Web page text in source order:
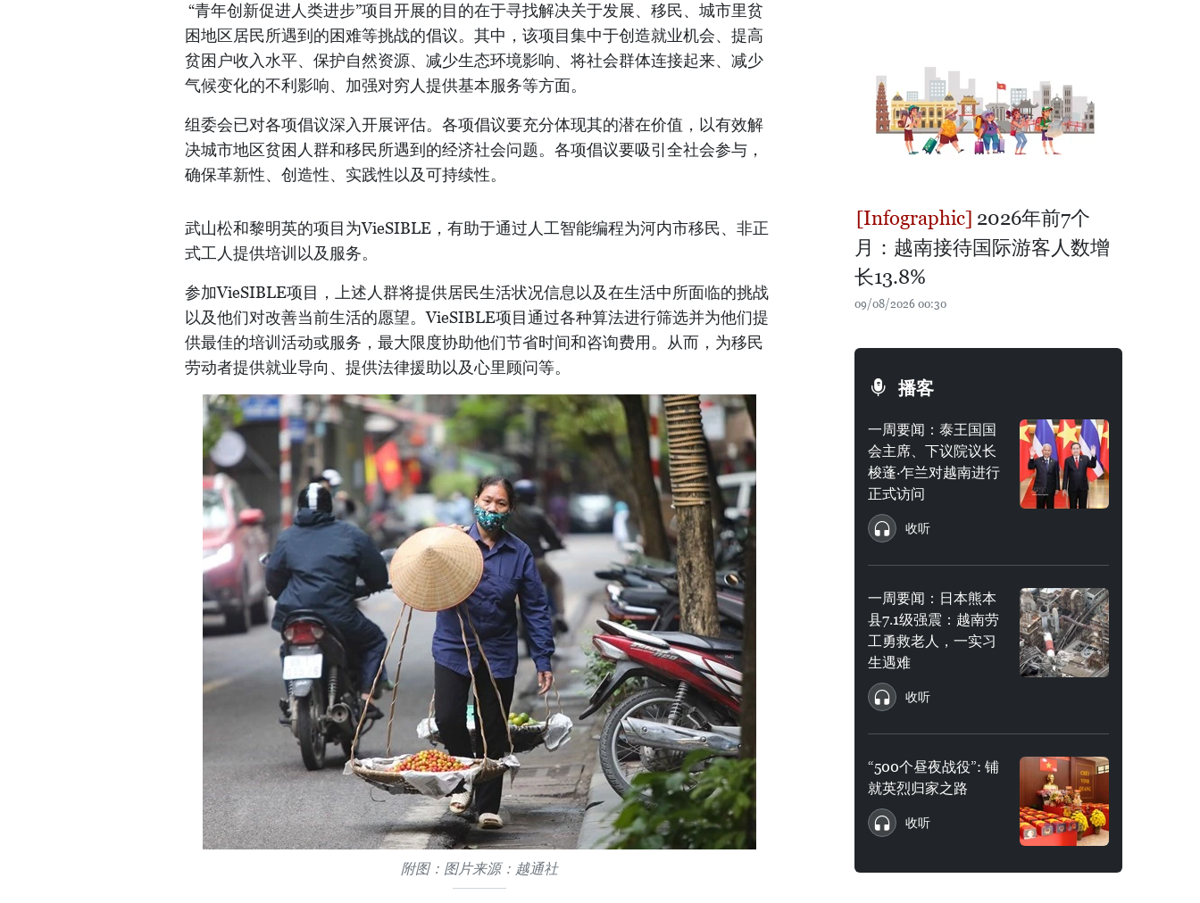
“青年创新促进人类进步”项目开展的目的在于寻找解决关于发展、移民、城市里贫
困地区居民所遇到的困难等挑战的倡议。其中，该项目集中于创造就业机会、提高
贫困户收入水平、保护自然资源、减少生态环境影响、将社会群体连接起来、减少
气候变化的不利影响、加强对穷人提供基本服务等方面。
组委会已对各项倡议深入开展评估。各项倡议要充分体现其的潜在价值，以有效解
决城市地区贫困人群和移民所遇到的经济社会问题。各项倡议要吸引全社会参与，
确保革新性、创造性、实践性以及可持续性。
武山松和黎明英的项目为VieSIBLE，有助于通过人工智能编程为河内市移民、非正
式工人提供培训以及服务。
参加VieSIBLE项目，上述人群将提供居民生活状况信息以及在生活中所面临的挑战
以及他们对改善当前生活的愿望。VieSIBLE项目通过各种算法进行筛选并为他们提
供最佳的培训活动或服务，最大限度协助他们节省时间和咨询费用。从而，为移民
劳动者提供就业导向、提供法律援助以及心里顾问等。
附图：图片来源：越通社
2026年前7个
月：越南接待国际游客人数增
长13.8%
09/08/2026 00:30
播客
一周要闻：泰王国国
会主席、下议院议长
梭蓬·乍兰对越南进行
正式访问
收听
一周要闻：日本熊本
县7.1级强震：越南劳
工勇救老人，一实习
生遇难
收听
“500个昼夜战役”: 铺
就英烈归家之路
收听